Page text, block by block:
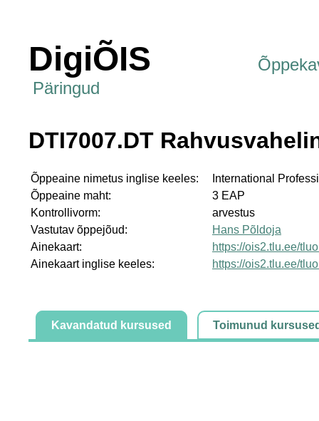
DigiÕIS
Päringud
DTI7007.DT
Õppeaine nimetus inglise keeles:
International
Õppeaine maht:
3 EAP
Kontrollivorm:
arvestus
Vastutav õppejõud:
Hans Põldoja
Ainekaart:
https://ois2.tlu.ee/
Ainekaart inglise keeles:
https://ois2.tlu.ee/
Kavandatud kursused Toimunud